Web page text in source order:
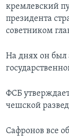
кремлевский
президента
советником
На днях он был
ФСБ
чешской
Сафронов все